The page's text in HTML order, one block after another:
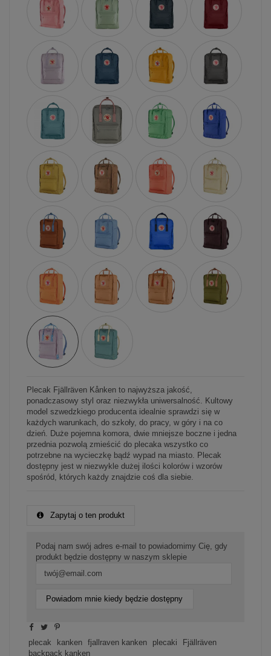
Plecak Fjällräven Kånken to najwyższa jakość,
ponadczasowy styl oraz niezwykła uniwersalność. Kultowy
model szwedzkiego producenta idealnie sprawdzi się w
każdych warunkach, do szkoły, do pracy, w góry i na co
dzień. Duże pojemna komora, dwie mniejsze boczne i jedna
przednia pozwolą zmieścić do plecaka wszystko co
potrzebne na wycieczkę bądź wypad na miasto. Plecak
dostępny jest w niezwykle dużej ilości kolorów i wzorów
spośród, których każdy znajdzie coś dla siebie.
Zapytaj o ten produkt
Podaj nam swój adres e-mail to powiadomimy Cię, gdy
produkt będzie dostępny w naszym sklepie
Powiadom mnie kiedy będzie dostępny
plecak kanken fjallraven kanken plecaki
Fjällräven
backpack kanken